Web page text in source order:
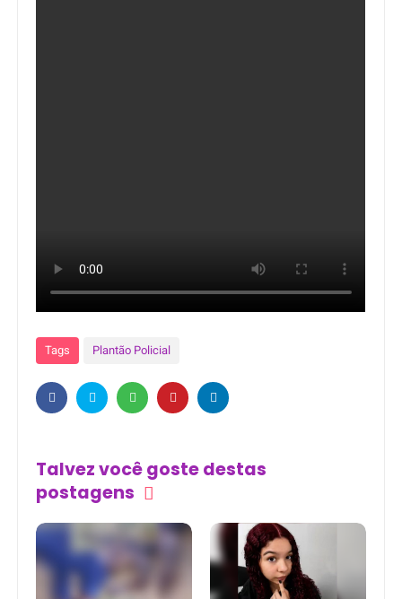
Tags Plantão Policial
Talvez você goste destas
postagens